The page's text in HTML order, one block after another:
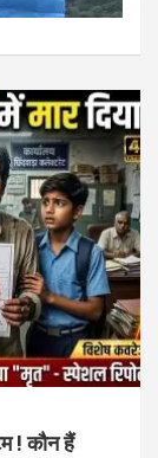
! कौन हैं